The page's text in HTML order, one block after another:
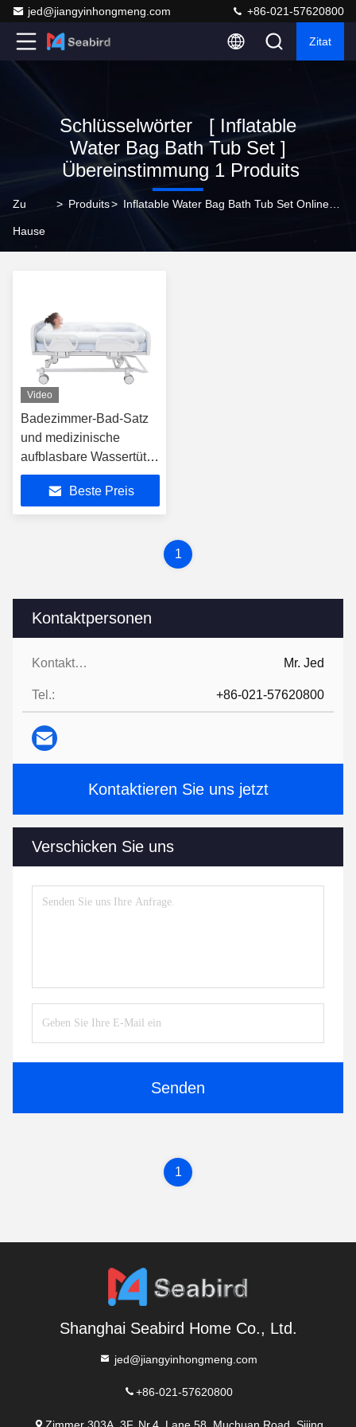
jed@jiangyinhongmeng.com +86-021-57620800
Zitat
Schlüsselwörter [ Inflatable
Water Bag Bath Tub Set ]
Übereinstimmung 1 Produits
Zu
Hause
> Produits> Inflatable Water Bag Bath Tub Set Online-Hersteller
Kontaktpersonen
Kontaktpersonen: Mr. Jed
Tel.: +86-021-57620800
Kontaktieren Sie uns jetzt
Verschicken Sie uns
Senden
Video
Badezimmer-Bad-Satz
und medizinische
aufblasbare Wassertüte
für Erwachsene
Beste Preis
1
1
Shanghai Seabird Home Co., Ltd.
jed@jiangyinhongmeng.com
+86-021-57620800